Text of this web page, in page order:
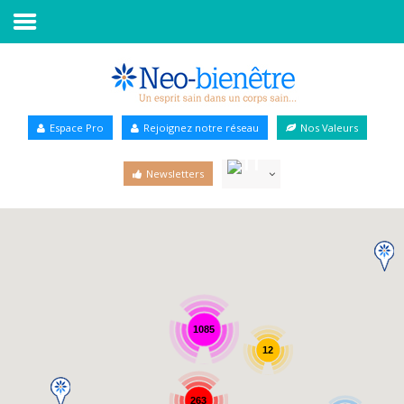
Annuaire Bien-être
Espace Pro Rejoignez notre réseau Nos Valeurs
Newsletters
1085
263
12